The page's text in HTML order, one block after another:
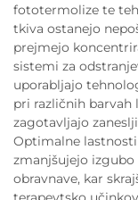
fototermolize te
tkiva ostanejo
prejmejo
sistemi za
uporabljajo
pri različnih barvah
zagotavljajo
Optimalne
zmanjšujejo
obravnave, kar